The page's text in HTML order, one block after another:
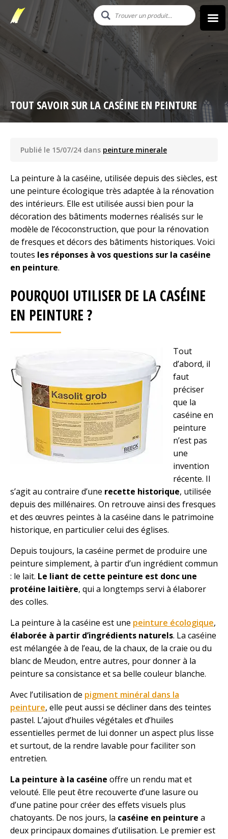
TOUT SAVOIR SUR LA CASÉINE EN PEINTURE
Publié le 15/07/24 dans peinture minerale
La peinture à la caséine, utilisée depuis des siècles, est
une peinture écologique très adaptée à la rénovation
des intérieurs. Elle est utilisée aussi bien pour la
décoration des bâtiments modernes réalisés sur le
modèle de l’écoconstruction, que pour la rénovation
de fresques et décors des bâtiments historiques. Voici
toutes les réponses à vos questions sur la caséine
en peinture.
POURQUOI UTILISER DE LA CASÉINE
EN PEINTURE ?
Tout
d’abord, il
faut
préciser
que la
caséine en
peinture
n’est pas
une
invention
récente. Il
s’agit au contraire d’une recette historique, utilisée
depuis des millénaires. On retrouve ainsi des fresques
et des œuvres peintes à la caséine dans le patrimoine
historique, en particulier celui des églises.
Depuis toujours, la caséine permet de produire une
peinture simplement, à partir d’un ingrédient commun
: le lait. Le liant de cette peinture est donc une
protéine laitière, qui a longtemps servi à élaborer
des colles.
La peinture à la caséine est une peinture écologique,
élaborée à partir d’ingrédients naturels. La caséine
est mélangée à de l’eau, de la chaux, de la craie ou du
blanc de Meudon, entre autres, pour donner à la
peinture sa consistance et sa belle couleur blanche.
Avec l’utilisation de pigment minéral dans la
peinture, elle peut aussi se décliner dans des teintes
pastel. L’ajout d’huiles végétales et d’huiles
essentielles permet de lui donner un aspect plus lisse
et surtout, de la rendre lavable pour faciliter son
entretien.
La peinture à la caséine offre un rendu mat et
velouté. Elle peut être recouverte d’une lasure ou
d’une patine pour créer des effets visuels plus
chatoyants. De nos jours, la caséine en peinture a
deux principaux domaines d’utilisation. Le premier est